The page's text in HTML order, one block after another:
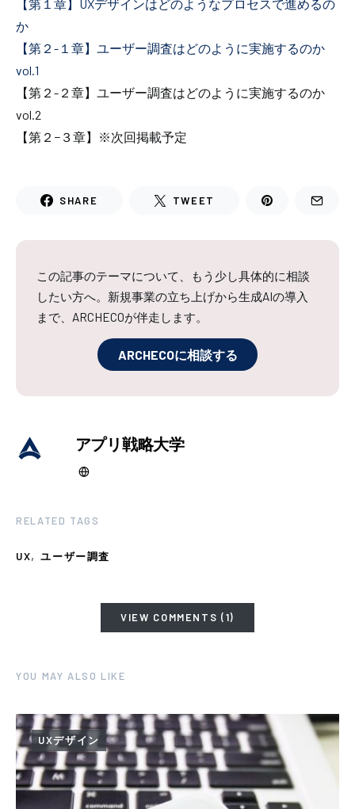
【第１章】UXデザインはどのようなプロセスで進めるの
か
【第２-１章】ユーザー調査はどのように実施するのか
vol.1
【第２-２章】ユーザー調査はどのように実施するのか
vol.2
【第２−３章】※次回掲載予定
SHARE TWEET
この記事のテーマについて、もう少し具体的に相談
したい方へ。新規事業の立ち上げから生成AIの導入
まで、ARCHECOが伴走します。
ARCHECOに相談する
アプリ戦略大学
RELATED TAGS
UX, ユーザー調査
VIEW COMMENTS (1)
YOU MAY ALSO LIKE
UXデザイン